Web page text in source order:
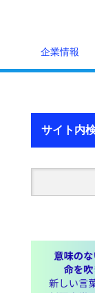
企業情報
サイト内